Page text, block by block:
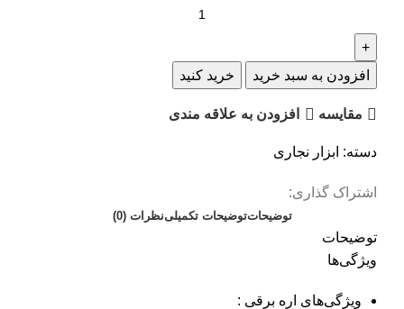
افزودن به سبد خرید خرید کنید
مقایسه افزودن به علاقه مندی
دسته: ابزار نجاری
اشتراک گذاری:
توضیحاتتوضیحات تکمیلینظرات (0)
توضیحات
ویژگی‌ها
ویژگی‌های اره برقی :